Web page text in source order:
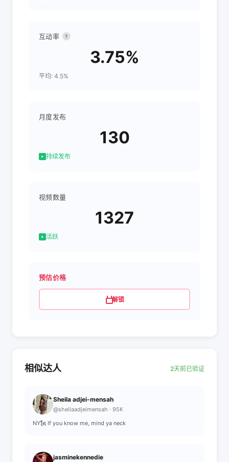
互动率 ?
3.75%
平均: 4.5%
月度发布
130
持续发布
视频数量
1327
活跃
预估价格
解锁
相似达人 2天前已验证
Sheila adjei-mensah
@sheilaadjeimensah · 95K
NY🗽 If you know me, mind ya neck
jasminekennedie